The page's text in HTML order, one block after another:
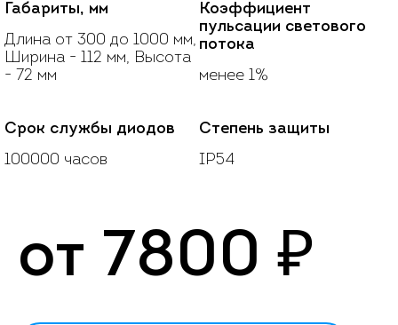
Габариты, мм
Длина от 300 до 1000 мм,
Ширина - 112 мм, Высота
- 72 мм
Коэффициент
пульсации светового
потока
менее 1%
Срок службы диодов
100000 часов
Степень защиты
IP54
от 7800 ₽